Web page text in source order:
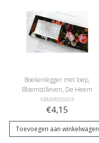
Boekenlegger met loep,
Bloemstilleven, De Heem
KBMW000004
€4,15
Toevoegen aan winkelwagen